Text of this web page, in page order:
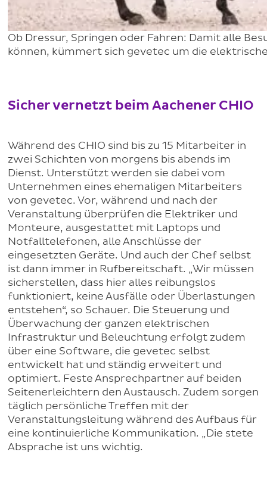
Ob Dressur, Springen oder Fahren: Damit alle
können, kümmert sich gevetec um die
Sicher vernetzt beim Aachener CHIO
Während des CHIO sind bis zu 15 Mitarbeiter in
zwei Schichten von morgens bis abends im
Dienst. Unterstützt werden sie dabei vom
Unternehmen eines ehemaligen Mitarbeiters
von gevetec. Vor, während und nach der
Veranstaltung überprüfen die Elektriker und
Monteure, ausgestattet mit Laptops und
Notfalltelefonen, alle Anschlüsse der
eingesetzten Geräte. Und auch der Chef selbst
ist dann immer in Rufbereitschaft. „Wir müssen
sicherstellen, dass hier alles reibungslos
funktioniert, keine Ausfälle oder Überlastungen
entstehen“, so Schauer. Die Steuerung und
Überwachung der ganzen elektrischen
Infrastruktur und Beleuchtung erfolgt zudem
über eine Software, die gevetec selbst
entwickelt hat und ständig erweitert und
optimiert. Feste Ansprechpartner auf beiden
Seitenerleichtern den Austausch. Zudem sorgen
täglich persönliche Treffen mit der
Veranstaltungsleitung während des Aufbaus für
eine kontinuierliche Kommunikation. „Die stete
Absprache ist uns wichtig.